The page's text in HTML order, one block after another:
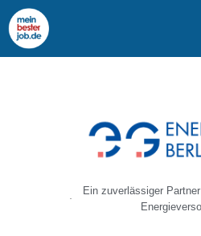
Ein zuverlässiger